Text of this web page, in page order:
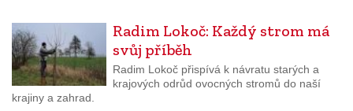
Radim Lokoč: Každý strom má
svůj příběh
Radim Lokoč přispívá k návratu starých a
krajových odrůd ovocných stromů do naší
krajiny a zahrad.